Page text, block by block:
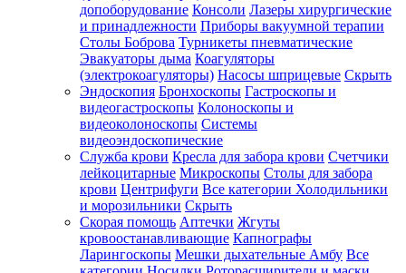
допоборудование Консоли Лазеры хирургические
и принадлежности Приборы вакуумной терапии
Столы Боброва Турникеты пневматические
Эвакуаторы дыма Коагуляторы
(электрокоагуляторы) Насосы шприцевые Скрыть
Эндоскопия Бронхоскопы Гастроскопы и
видеогастроскопы Колоноскопы и
видеоколоноскопы Системы
видеоэндоскопические
Служба крови Кресла для забора крови Счетчики
лейкоцитарные Микроскопы Столы для забора
крови Центрифуги Все категории Холодильники
и морозильники Скрыть
Скорая помощь Аптечки Жгуты
кровоостанавливающие Капнографы
Ларингоскопы Мешки дыхательные Амбу Все